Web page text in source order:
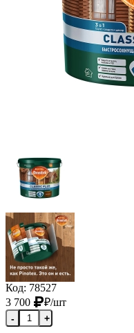
Код: 78527
3 700
₽/шт
- +